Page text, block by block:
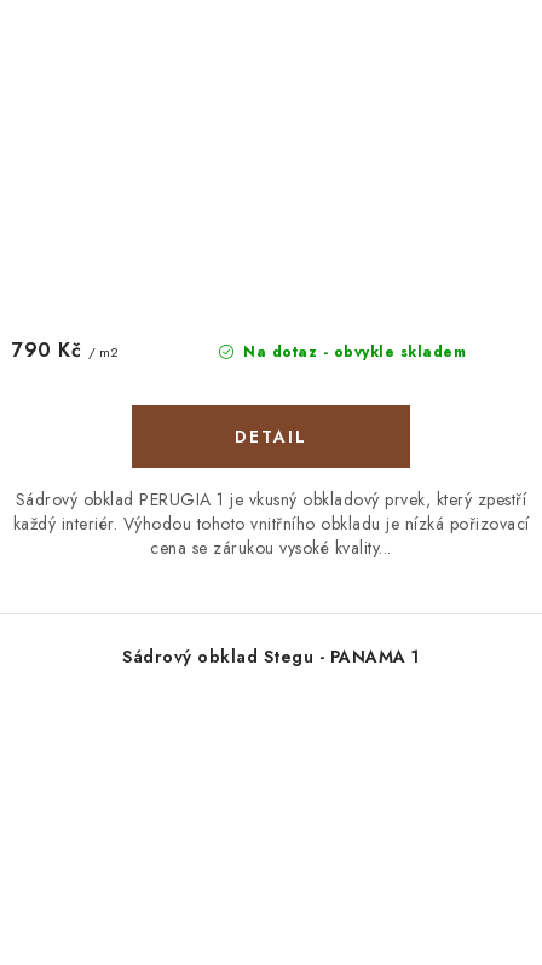
Na dotaz - obvykle skladem
790 Kč / m2
Sádrový obklad PERUGIA 1 je vkusný obkladový prvek, který zpestří
každý interiér. Výhodou tohoto vnitřního obkladu je nízká pořizovací
cena se zárukou vysoké kvality...
Sádrový obklad Stegu - PANAMA 1